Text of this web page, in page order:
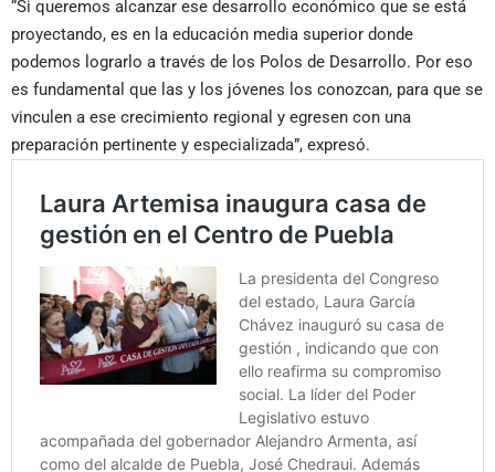
“Si queremos alcanzar ese desarrollo económico que se está
proyectando, es en la educación media superior donde
podemos lograrlo a través de los Polos de Desarrollo. Por eso
es fundamental que las y los jóvenes los conozcan, para que se
vinculen a ese crecimiento regional y egresen con una
preparación pertinente y especializada”, expresó.